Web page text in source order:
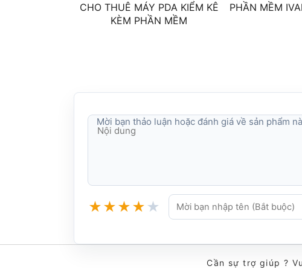
CHO THUÊ MÁY PDA KIỂM KÊ
KÈM PHẦN MỀM
PHẦN MỀM
★★★★ ★
Mời bạn thảo luận hoặc đánh giá về sản phẩm
Cần sự trợ giúp ?